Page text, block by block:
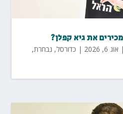
את גיא קפלן?
| אוג 6, 2026 | כדורסל, נבחרת,